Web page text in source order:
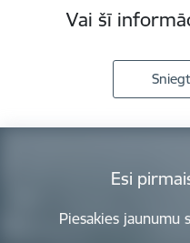
Vai šī
Esi
Piesakies jaunumu